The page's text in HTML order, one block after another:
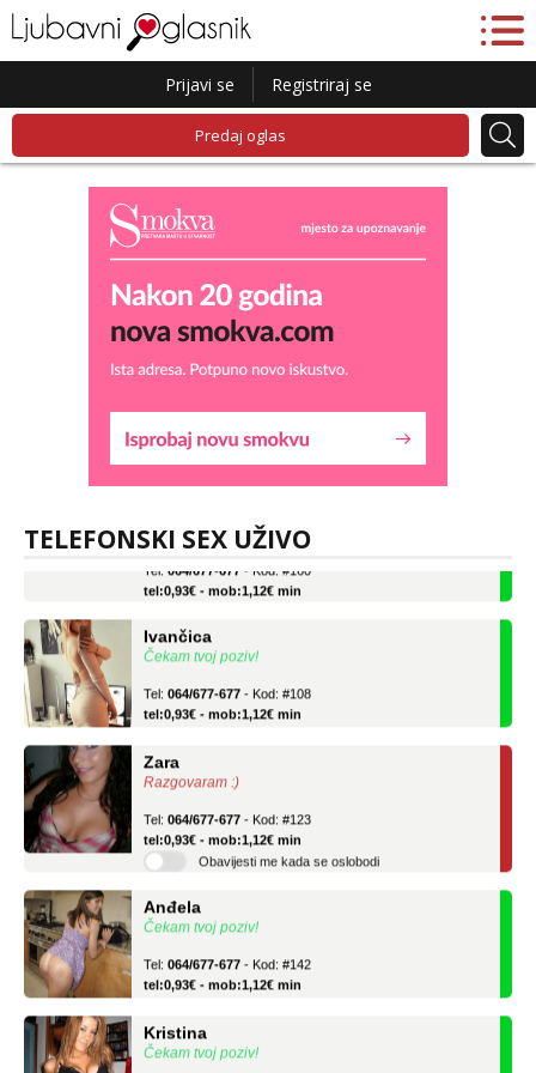
Prijavi se Registriraj se
Predaj oglas
TELEFONSKI SEX UŽIVO
Tel:064/677-677- Kod: #160
tel:0,93€ - mob:1,12€ min
Čekam tvoj poziv!
tel:0,93€ - mob:1,12€ min
Razgovaram :)
tel:0,93€ - mob:1,12€ min
Obavijesti me kada se oslobodi
Čekam tvoj poziv!
tel:0,93€ - mob:1,12€ min
Čekam tvoj poziv!